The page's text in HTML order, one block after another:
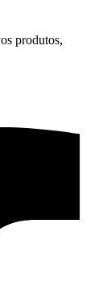
produtos,